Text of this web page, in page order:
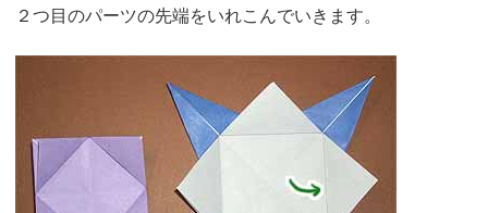
２つ目のパーツの先端をいれこんでいきます。